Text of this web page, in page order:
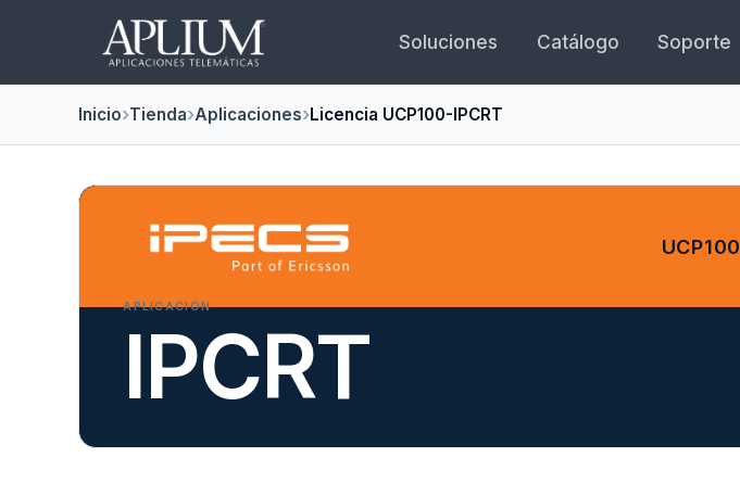
Soluciones Catálogo Soporte
Inicio Tienda Aplicaciones Licencia UCP100-IPCRT
UCP100
APLICACIÓN
IPCRT